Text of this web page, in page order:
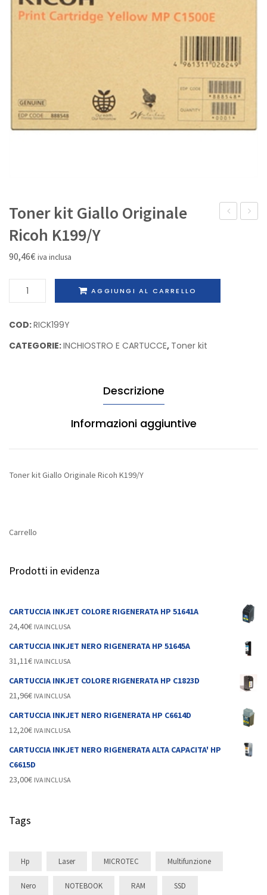
IL MIO ACCOUNT
Ricoh
Toner kit Giallo Originale
Ricoh K199/Y
90,46€ iva inclusa
Toner
kit
Originale
Ricoh
AGGIUNGI AL CARRELLO
COD:RICK199Y
CATEGORIE:INCHIOSTRO E CARTUCCE, Toner kit
Descrizione
Informazioni aggiuntive
Toner kit Giallo Originale Ricoh K199/Y
Carrello
Prodotti in evidenza
CARTUCCIA INKJET COLORE RIGENERATA HP 51641A
24,40€ IVA INCLUSA
CARTUCCIA INKJET NERO RIGENERATA HP 51645A
31,11€ IVA INCLUSA
CARTUCCIA INKJET COLORE RIGENERATA HP C1823D
21,96€ IVA INCLUSA
CARTUCCIA INKJET NERO RIGENERATA HP C6614D
12,20€ IVA INCLUSA
CARTUCCIA INKJET NERO RIGENERATA ALTA CAPACITA' HP
C6615D
23,00€ IVA INCLUSA
Tags
Hp Laser MICROTEC Multifunzione
Nero NOTEBOOK RAM SSD